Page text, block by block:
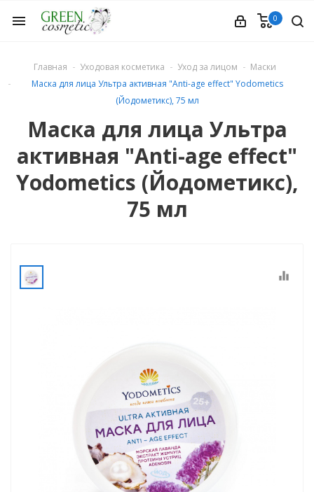
menu 0
Главная Уходовая косметика Уход за лицом
Маски
Маска для лица Ультра активная "Anti-age effect" Yodometics
(Йодометикс), 75 мл
Маска для лица Ультра
активная "Anti-age effect"
Yodometics (Йодометикс),
75 мл
equalizer